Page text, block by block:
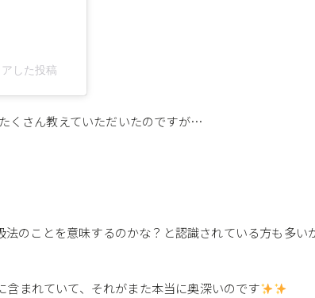
した投稿
くさん教えていただいたのですが…
のことを意味するのかな？と認識されている方も多い
まれていて、それがまた本当に奥深いのです